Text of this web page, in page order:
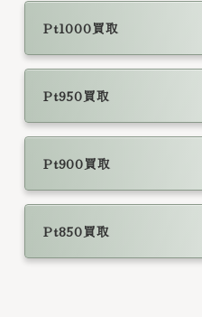
Pt1000買取
Pt950買取
Pt900買取
Pt850買取